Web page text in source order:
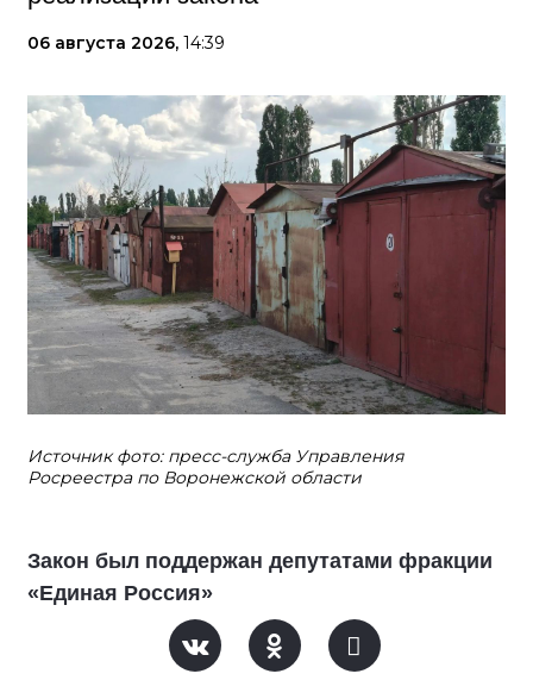
06 августа 2026, 14:39
Источник фото: пресс-служба Управления
Росреестра по Воронежской области
Закон был поддержан депутатами фракции
«Единая Россия»